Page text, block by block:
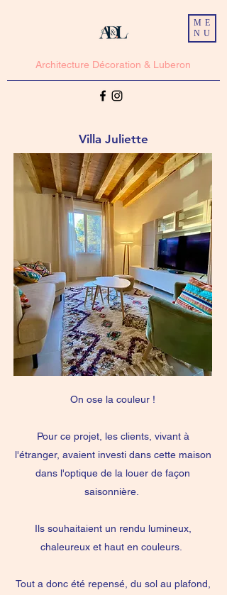
Architecture Décoration & Luberon
ME
NU
Villa Juliette
On ose la couleur !
Pour ce projet, les clients, vivant à
l'étranger, avaient investi dans cette maison
dans l'optique de la louer de façon
saisonnière.
Ils souhaitaient un rendu lumineux,
chaleureux et haut en couleurs.
Tout a donc été repensé, du sol au plafond,